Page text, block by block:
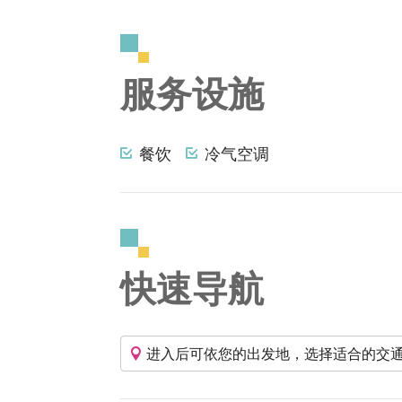
服务设施
餐饮 冷气空调
快速导航
进入后可依您的出发地，选择适合的交